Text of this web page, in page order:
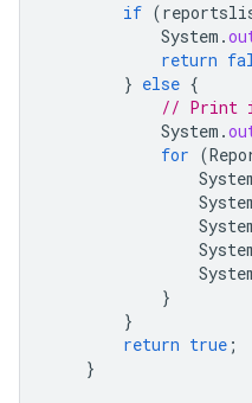
if (
System .
return
} else {
// Print
System .
for (
}
}
return true ;
}